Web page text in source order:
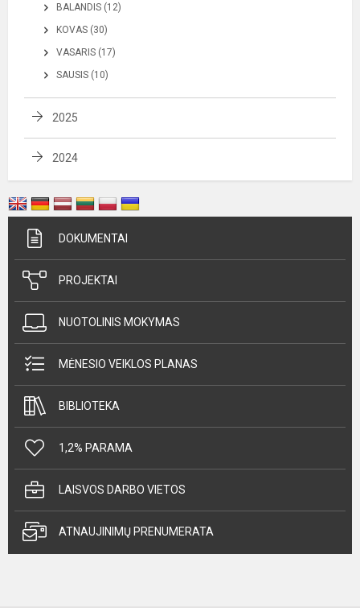
BALANDIS (12)
KOVAS (30)
VASARIS (17)
SAUSIS (10)
2025
2024
DOKUMENTAI
PROJEKTAI
NUOTOLINIS MOKYMAS
MĖNESIO VEIKLOS PLANAS
BIBLIOTEKA
1,2% PARAMA
LAISVOS DARBO VIETOS
ATNAUJINIMŲ PRENUMERATA